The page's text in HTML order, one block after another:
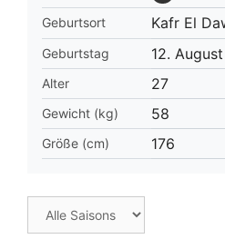
Geburtsort
Kafr El
Geburtstag 12.
Alter 27
Gewicht (kg) 58
Größe (cm) 176